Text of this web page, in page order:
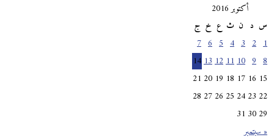
أكتوبر 2016
س
ث خ ج
« سبتمبر
10
11
12
13
14
15
16
17
18
19
20
21
22
23
24
25
26
27
28
29
30
31